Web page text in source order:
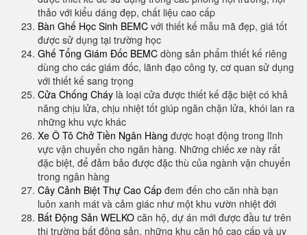
thảo với kiểu dáng đẹp, chất liệu cao cấp
Bàn Ghế Học Sinh BEMC với thiết kế mẫu mã đẹp, giá tốt
được sử dụng tại trường học
Ghế Tổng Giám Đốc BEMC dòng sản phẩm thiết kế riêng
dùng cho các giám đốc, lãnh đạo công ty, cơ quan sử dụng
với thiết kế sang trọng
Cửa Chống Cháy là loại cửa được thiết kế đặc biệt có khả
năng chịu lửa, chịu nhiệt tốt giúp ngăn chặn lửa, khói lan ra
những khu vực khác
Xe Ô Tô Chở Tiền Ngân Hàng được hoạt động trong lĩnh
vực vận chuyển cho ngân hàng. Những chiếcxe này rất
đặc biệt, để đảm bảo được đặc thù của ngành vận chuyển
trong ngân hàng
Cây Cảnh Biệt Thự Cao Cấp đem đến cho căn nhà bạn
luôn xanh mát và cảm giác như một khu vườn nhiệt đới
Bất Động Sản WELKO căn hộ, dự án mới được đầu tư trên
thị trường bất động sản, những khu căn hộ cao cấp và uy